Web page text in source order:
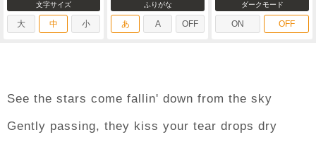
文字サイズ
大 中 小
ふりがな
あ A OFF
ダークモード
ON OFF
See the stars come fallin' down from the sky
Gently passing, they kiss your tear drops dry